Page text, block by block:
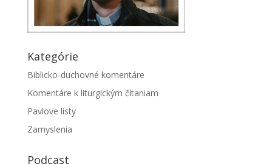
Kategórie
Biblicko-duchovné komentáre
Komentáre k liturgickým čítaniam
Pavlove listy
Zamyslenia
Podcast